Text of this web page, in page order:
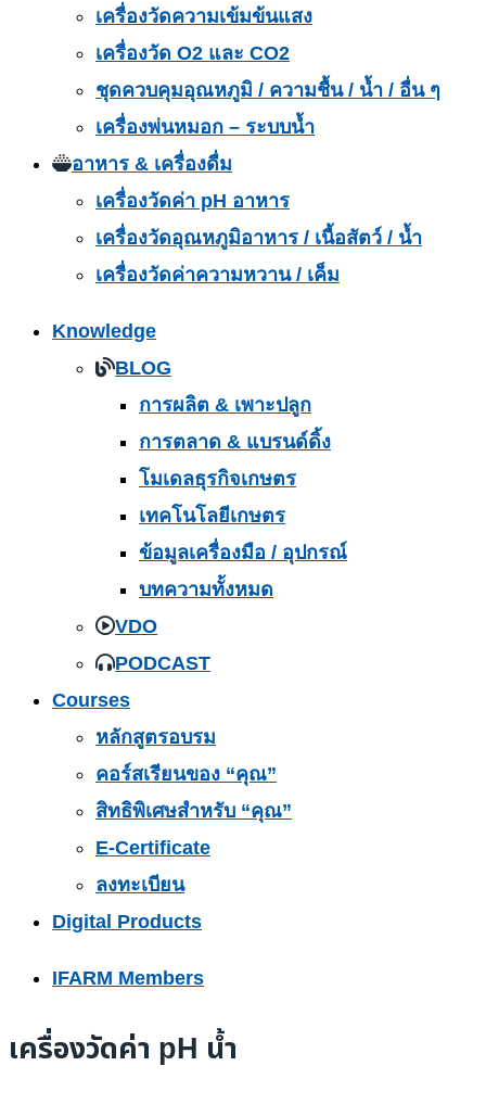
เครื่องวัดความเข้มข้นแสง
เครื่องวัด O2 และ CO2
ชุดควบคุมอุณหภูมิ / ความชื้น / น้ำ / อื่น ๆ
เครื่องพ่นหมอก – ระบบน้ำ
อาหาร & เครื่องดื่ม
เครื่องวัดค่า pH อาหาร
เครื่องวัดอุณหภูมิอาหาร / เนื้อสัตว์ / น้ำ
เครื่องวัดค่าความหวาน / เค็ม
Knowledge
BLOG
การผลิต & เพาะปลูก
การตลาด & แบรนด์ดิ้ง
โมเดลธุรกิจเกษตร
เทคโนโลยีเกษตร
ข้อมูลเครื่องมือ / อุปกรณ์
บทความทั้งหมด
VDO
PODCAST
Courses
หลักสูตรอบรม
คอร์สเรียนของ “คุณ”
สิทธิพิเศษสำหรับ “คุณ”
E-Certificate
ลงทะเบียน
Digital Products
IFARM Members
เครื่องวัดค่า pH น้ำ